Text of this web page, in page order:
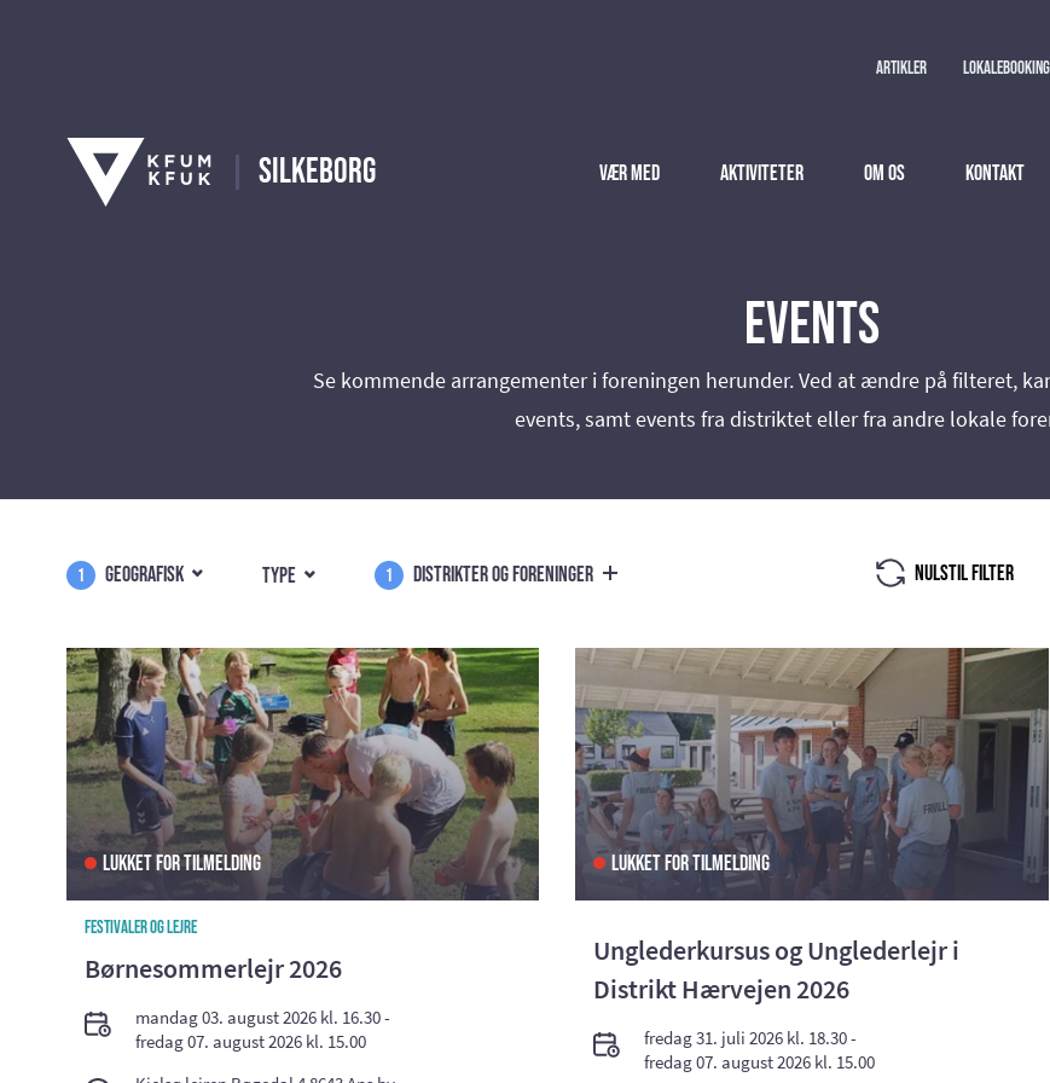
Artikler Lokalebooking
Silkeborg Vær med Aktiviteter Om os Kontakt
Events
Se kommende arrangementer i foreningen herunder. Ved at ændre på filteret,
events, samt events fra distriktet eller fra andre lokale
1 Geografisk Type 1 Distrikter og foreninger Nulstil filter
Lukket for tilmelding
Festivaler og lejre
Børnesommerlejr 2026
mandag 03. august 2026 kl. 16.30 -
fredag 07. august 2026 kl. 15.00
Lukket for tilmelding
Unglederkursus og Unglederlejr i
Distrikt Hærvejen 2026
fredag 31. juli 2026 kl. 18.30 -
fredag 07. august 2026 kl. 15.00